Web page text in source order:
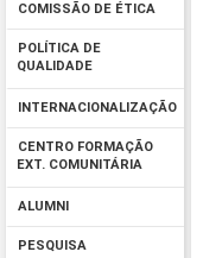
COMISSÃO DE ÉTICA
POLÍTICA DE
QUALIDADE
INTERNACIONALIZAÇÃO
CENTRO FORMAÇÃO
EXT. COMUNITÁRIA
ALUMNI
PESQUISA